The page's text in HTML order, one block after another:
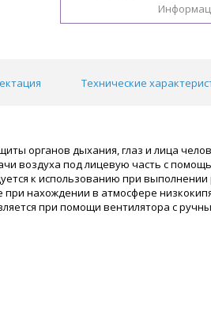
Технические
органов дыхания, глаз и лица
воздуха под лицевую часть с
к использованию при
нахождении в атмосфере
при помощи вентилятора с